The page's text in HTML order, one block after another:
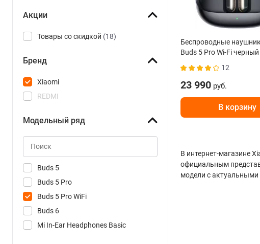
Акции
Товары со скидкой (18)
Бренд
REDMI
Xiaomi
Модельный ряд
Buds 5
Buds 5 Pro
Buds 5 Pro WiFi
Buds 6
Mi In-Ear Headphones Basic
Беспроводные
Buds 5 Pro Wi-Fi черный
12
23 990 руб.
В корзину
В интернет-магазине
официальным
модели с